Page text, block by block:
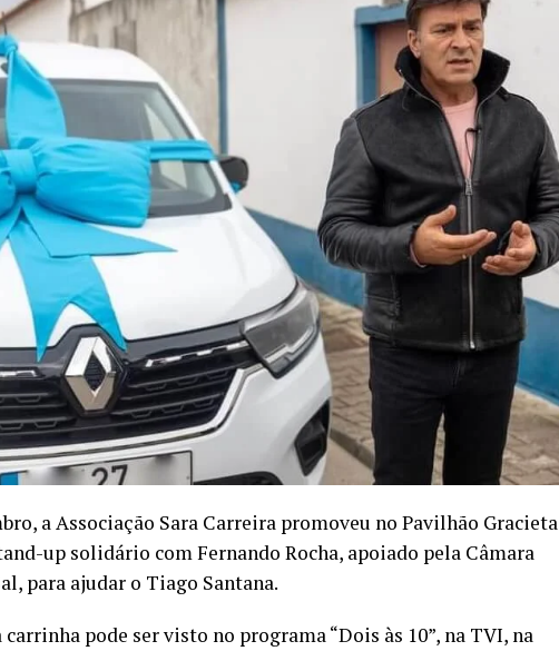
a Associação Sara Carreira promoveu no Pavilhão Gracieta
up solidário com Fernando Rocha, apoiado pela Câmara
para ajudar o Tiago Santana.
pode ser visto no programa “Dois às 10”, na TVI, na